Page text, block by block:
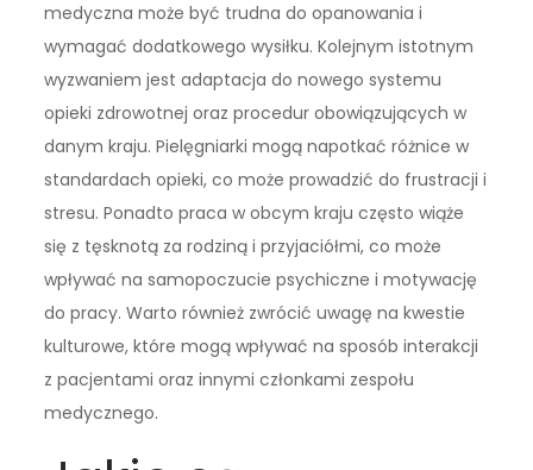
medyczna może być trudna do opanowania i
wymagać dodatkowego wysiłku. Kolejnym istotnym
wyzwaniem jest adaptacja do nowego systemu
opieki zdrowotnej oraz procedur obowiązujących w
danym kraju. Pielęgniarki mogą napotkać różnice w
standardach opieki, co może prowadzić do frustracji i
stresu. Ponadto praca w obcym kraju często wiąże
się z tęsknotą za rodziną i przyjaciółmi, co może
wpływać na samopoczucie psychiczne i motywację
do pracy. Warto również zwrócić uwagę na kwestie
kulturowe, które mogą wpływać na sposób interakcji
z pacjentami oraz innymi członkami zespołu
medycznego.